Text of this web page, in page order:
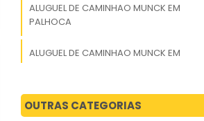
ALUGUEL DE CAMINHAO MUNCK EM
PALHOCA
ALUGUEL DE CAMINHAO MUNCK EM
ALUGUEL DE CAMINHAO MUNCK EM
BRUSQUE
OUTRAS CATEGORIAS